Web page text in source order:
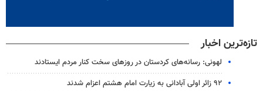
تازه‌ترین اخبار
لهونی: رسانه‌های کردستان در روزهای سخت کنار مردم ایستادند
۹۲ زائر اولی آبادانی به زیارت امام هشتم اعزام شدند